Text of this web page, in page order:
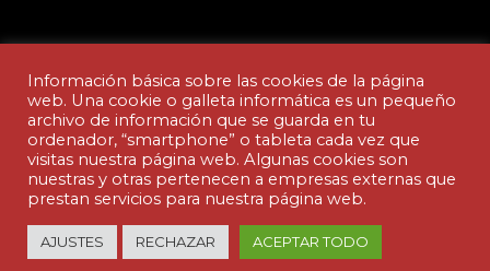
Aviso legal y Política de privacidad
© Copyright - ACADEMIA CEDES | made by
nuteco
Información básica sobre las cookies de la página
web. Una cookie o galleta informática es un pequeño
archivo de información que se guarda en tu
ordenador, “smartphone” o tableta cada vez que
visitas nuestra página web. Algunas cookies son
nuestras y otras pertenecen a empresas externas que
prestan servicios para nuestra página web.
AJUSTES RECHAZAR ACEPTAR TODO